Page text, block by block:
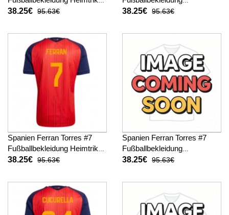
WM 2026 Kurzarm
38.25€ 95.63€
Auswärtstrikot WM 2026
38.25€ 95.63€
Spanien Ferran Torres #7
Fußballbekleidung Heimtrikot
WM 2026 Kurzarm
38.25€ 95.63€
Spanien Ferran Torres #7
Fußballbekleidung
Auswärtstrikot WM 2026
38.25€ 95.63€